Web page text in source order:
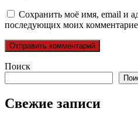
Сохранить моё имя, email и
последующих моих
Поиск
Свежие записи